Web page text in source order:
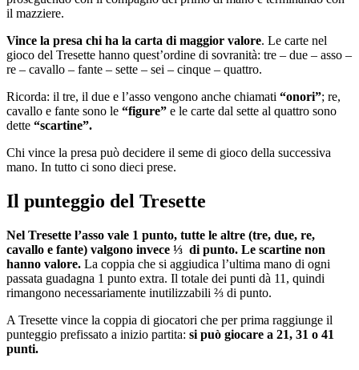
il mazziere.
Vince la presa chi ha la carta di maggior valore. Le carte nel
gioco del Tresette hanno quest’ordine di sovranità: tre – due – asso –
re – cavallo – fante – sette – sei – cinque – quattro.
Ricorda: il tre, il due e l’asso vengono anche chiamati “onori”; re,
cavallo e fante sono le “figure” e le carte dal sette al quattro sono
dette “scartine”.
Chi vince la presa può decidere il seme di gioco della successiva
mano. In tutto ci sono dieci prese.
Il punteggio del Tresette
Nel Tresette l’asso vale 1 punto, tutte le altre (tre, due, re,
cavallo e fante) valgono invece ⅓ di punto. Le scartine non
hanno valore. La coppia che si aggiudica l’ultima mano di ogni
passata guadagna 1 punto extra. Il totale dei punti dà 11, quindi
rimangono necessariamente inutilizzabili ⅔ di punto.
A Tresette vince la coppia di giocatori che per prima raggiunge il
punteggio prefissato a inizio partita: si può giocare a 21, 31 o 41
punti.